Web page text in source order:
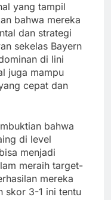
yang tampil
bahwa mereka
dan strategi
sekelas Bayern
di lini
juga mampu
cepat dan
bahwa
di level
menjadi
meraih target-
mereka
skor 3-1 ini tentu